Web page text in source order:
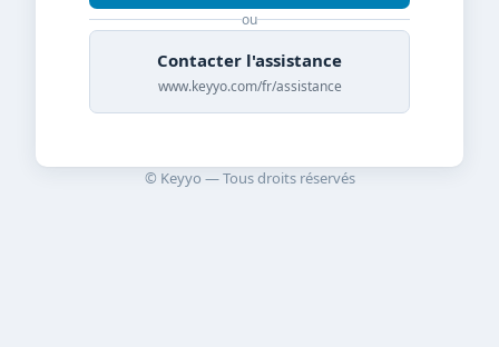
ou
Contacter l'assistance
www.keyyo.com/fr/assistance
© Keyyo — Tous droits réservés